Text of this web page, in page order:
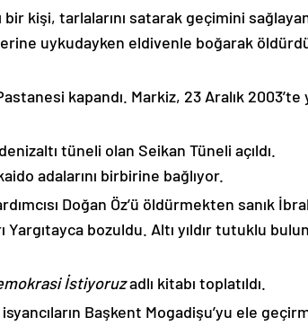
bir kişi, tarlalarını satarak geçimini
uykudayken eldivenle boğarak
kapandı. Markiz, 23 Aralık
tüneli olan Seikan Tüneli açıldı.
adalarını birbirine bağlıyor.
Doğan Öz’ü öldürmekten sanık
Yargıtayca bozuldu. Altı yıldır tutuklu
İstiyoruzadlı kitabı toplatıldı.
Başkent Mogadişu’yu ele